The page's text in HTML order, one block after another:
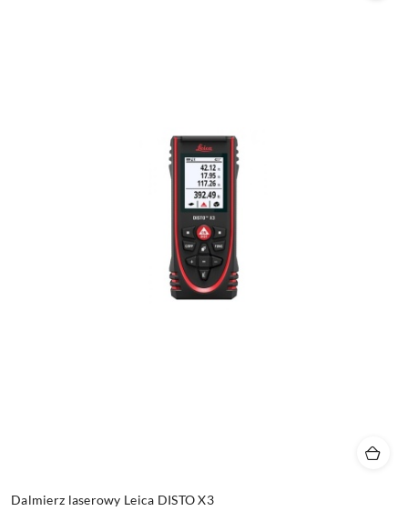
Dalmierz laserowy Leica DISTO X3